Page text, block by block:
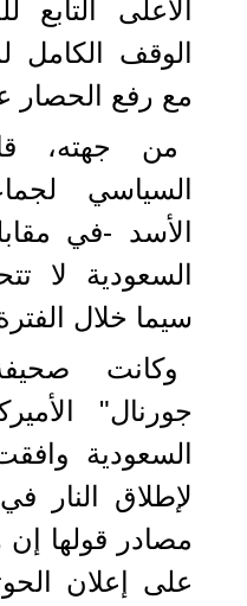
الأعلى التابع
الوقف الكامل
مع رفع الحصار
من جهته،
السياسي
الأسد -في
السعودية لا
سيما خلال
وكانت
جورنال"
السعودية
لإطلاق النار
مصادر قولها إن
على إعلان